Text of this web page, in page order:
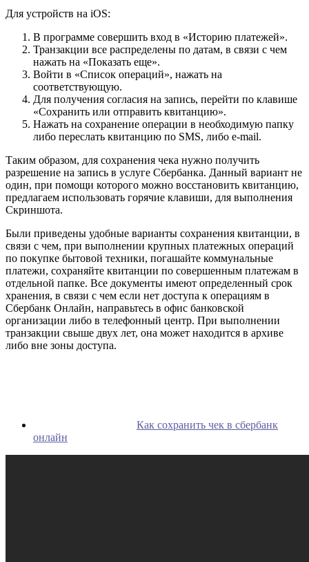
Для устройств на iOS:
В программе совершить вход в «Историю платежей».
Транзакции все распределены по датам, в связи с чем
нажать на «Показать еще».
Войти в «Список операций», нажать на
соответствующую.
Для получения согласия на запись, перейти по клавише
«Сохранить или отправить квитанцию».
Нажать на сохранение операции в необходимую папку
либо переслать квитанцию по SMS, либо e-mail.
Таким образом, для сохранения чека нужно получить
разрешение на запись в услуге Сбербанка. Данный вариант не
один, при помощи которого можно восстановить квитанцию,
предлагаем использовать горячие клавиши, для выполнения
Скриншота.
Были приведены удобные варианты сохранения квитанции, в
связи с чем, при выполнении крупных платежных операций
по покупке бытовой техники, погашайте коммунальные
платежи, сохраняйте квитанции по совершенным платежам в
отдельной папке. Все документы имеют определенный срок
хранения, в связи с чем если нет доступа к операциям в
Сбербанк Онлайн, направьтесь в офис банковской
организации либо в телефонный центр. При выполнении
транзакции свыше двух лет, она может находится в архиве
либо вне зоны доступа.
Как сохранить чек в сбербанк
онлайн